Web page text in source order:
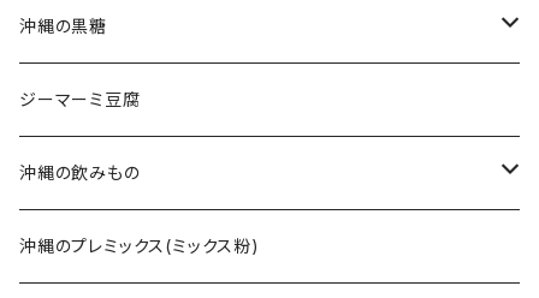
ラフテー(三枚肉)
軟骨ソーキ
てびち(豚足)
じゅーしぃ(沖縄の炊き込みご飯)
生麺・乾麺
沖縄そばだし
三枚肉そば(ラフテー)
ソーキそば
沖縄の黒糖
純黒糖
黒糖ナッツ
黒糖菓子
ジーマーミ豆腐
沖縄の飲みもの
さんぴん茶
沖縄のプレミックス(ミックス粉)